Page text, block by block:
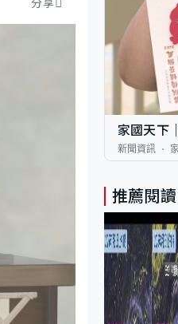
分享
家國天下
新聞資訊
推薦閱讀